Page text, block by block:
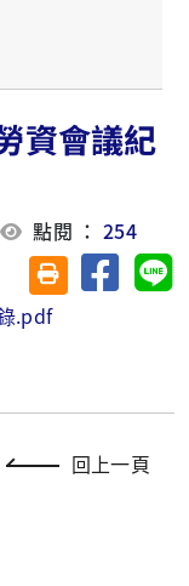
資會議紀
點閱 ：254
友善列印(另開視
分享至
.pdf
回上一頁